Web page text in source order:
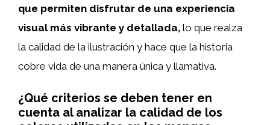
que permiten disfrutar de una experiencia
visual más vibrante y detallada, lo que realza
la calidad de la ilustración y hace que la historia
cobre vida de una manera única y llamativa.
¿Qué criterios se deben tener en
cuenta al analizar la calidad de los